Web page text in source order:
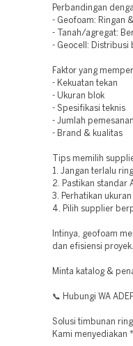
Perbandingan
- Geofoam: Ringan
- Tanah/agregat:
- Geocell: Distribusi
Faktor yang
- Kekuatan tekan
- Ukuran blok
- Spesifikasi teknis
- Jumlah pemesanan
- Brand & kualitas
Tips memilih
1. Jangan terlalu
2. Pastikan standar
3. Perhatikan
4. Pilih supplier
Intinya, geofoam
dan efisiensi proyek.
Minta katalog &
📞 Hubungi WA
Solusi timbunan
Kami menyediakan